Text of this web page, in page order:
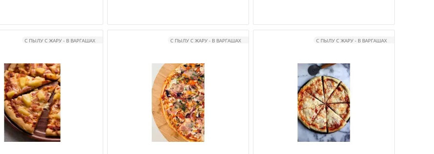
С ПЫЛУ С ЖАРУ - В ВАРГАШАХ С ПЫЛУ С ЖАРУ - В ВАРГАШАХ С ПЫЛУ С ЖАРУ - В ВАРГАШАХ